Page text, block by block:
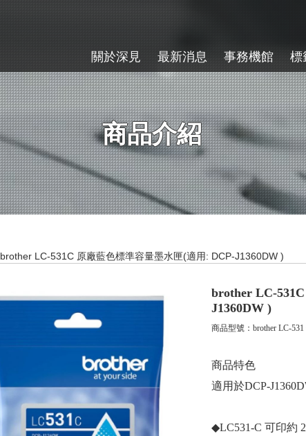
關於深見 最新消息 事務機館 標
商品介紹
brother LC-531C 原廠藍色標準容量墨水匣(適用: DCP-J1360DW )
brother LC-
J1360DW )
商品型號：brother LC-531
商品特色
適用於DCP-
◆LC531-C 可印約